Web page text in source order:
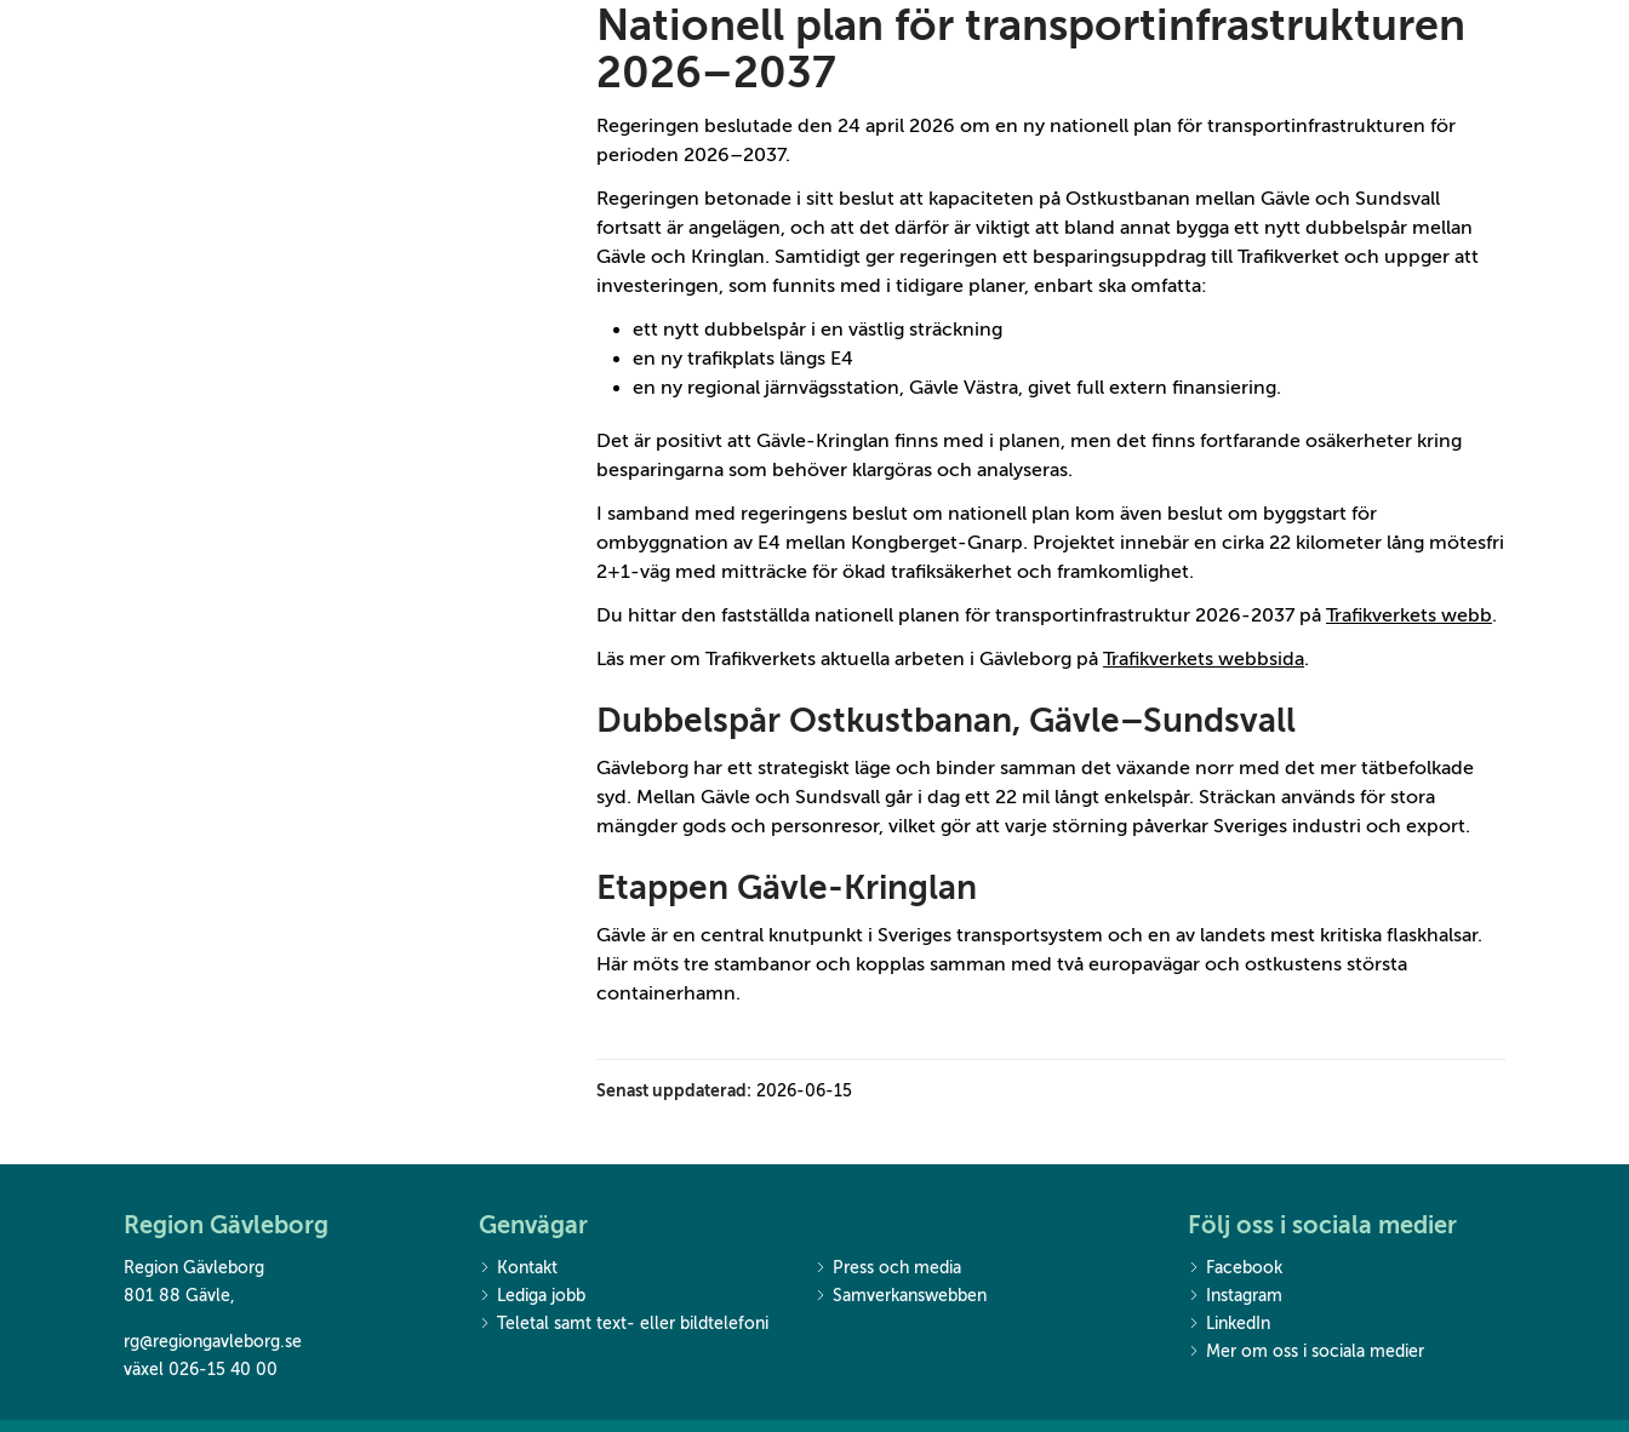
Nationell plan för transportinfrastrukturen
2026–2037
Regeringen beslutade den 24 april 2026 om en ny nationell plan för transportinfrastrukturen för
perioden 2026–2037.
Regeringen betonade i sitt beslut att kapaciteten på Ostkustbanan mellan Gävle och Sundsvall
fortsatt är angelägen, och att det därför är viktigt att bland annat bygga ett nytt dubbelspår mellan
Gävle och Kringlan. Samtidigt ger regeringen ett besparingsuppdrag till Trafikverket och uppger att
investeringen, som funnits med i tidigare planer, enbart ska omfatta:
ett nytt dubbelspår i en västlig sträckning
en ny trafikplats längs E4
en ny regional järnvägsstation, Gävle Västra, givet full extern finansiering.
Det är positivt att Gävle-Kringlan finns med i planen, men det finns fortfarande osäkerheter kring
besparingarna som behöver klargöras och analyseras.
I samband med regeringens beslut om nationell plan kom även beslut om byggstart för
ombyggnation av E4 mellan Kongberget-Gnarp. Projektet innebär en cirka 22 kilometer lång mötesfri
2+1-väg med mitträcke för ökad trafiksäkerhet och framkomlighet.
Du hittar den fastställda nationell planen för transportinfrastruktur 2026-2037 på Trafikverkets webb.
Läs mer om Trafikverkets aktuella arbeten i Gävleborg på Trafikverkets webbsida.
Dubbelspår Ostkustbanan, Gävle–Sundsvall
Gävleborg har ett strategiskt läge och binder samman det växande norr med det mer tätbefolkade
syd. Mellan Gävle och Sundsvall går i dag ett 22 mil långt enkelspår. Sträckan används för stora
mängder gods och personresor, vilket gör att varje störning påverkar Sveriges industri och export.
Etappen Gävle-Kringlan
Gävle är en central knutpunkt i Sveriges transportsystem och en av landets mest kritiska flaskhalsar.
Här möts tre stambanor och kopplas samman med två europavägar och ostkustens största
containerhamn.
Senast uppdaterad: 2026-06-15
Region Gävleborg
Region Gävleborg
801 88 Gävle,
rg@regiongavleborg.se
växel 026-15 40 00
Genvägar
Kontakt
Press och media
Lediga jobb
Samverkanswebben
Teletal samt text- eller bildtelefoni
Följ oss i sociala medier
Facebook
Instagram
LinkedIn
Mer om oss i sociala medier